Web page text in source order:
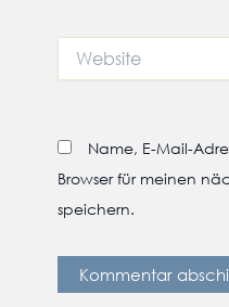
Name, E-Mail-
Browser für meinen
speichern.